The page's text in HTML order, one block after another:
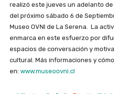
realizó este jueves un adelanto
del próximo sábado 6 de
Museo OVNI de La Serena. La
enmarca en este esfuerzo por
espacios de conversación y
cultural. Más informaciones y
en: www.museoovni.cl